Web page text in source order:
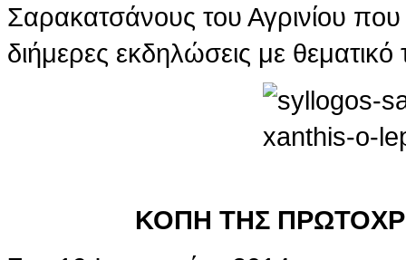
Σαρακατσάνους του Αγρινίου
διήμερες εκδηλώσεις με
ΚΟΠΗ ΤΗΣ